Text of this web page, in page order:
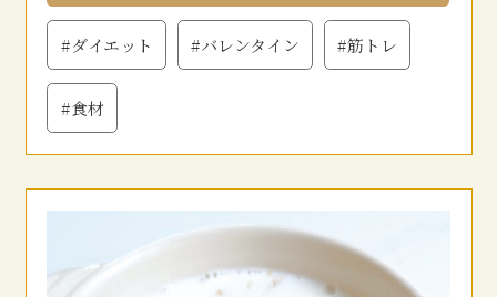
#ダイエット #バレンタイン #筋トレ
#食材